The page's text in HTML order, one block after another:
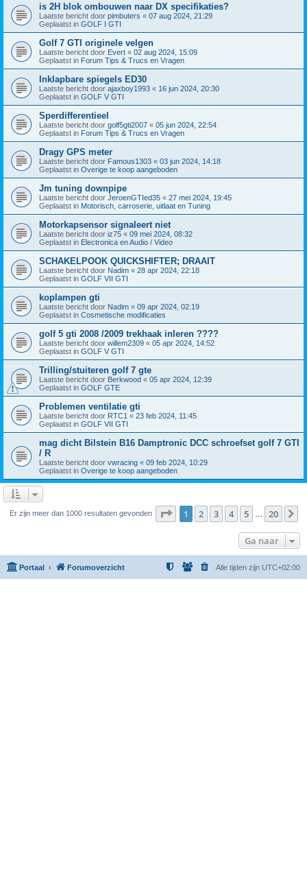
is 2H blok ombouwen naar DX specifikaties?
Laatste bericht door pimbuters « 07 aug 2024, 21:29
Geplaatst in GOLF I GTI
Golf 7 GTI originele velgen
Laatste bericht door Evert « 02 aug 2024, 15:09
Geplaatst in Forum Tips & Trucs en Vragen
Inklapbare spiegels ED30
Laatste bericht door ajaxboy1993 « 16 jun 2024, 20:30
Geplaatst in GOLF V GTI
Sperdifferentieel
Laatste bericht door golf5gti2007 « 05 jun 2024, 22:54
Geplaatst in Forum Tips & Trucs en Vragen
Dragy GPS meter
Laatste bericht door Famous1303 « 03 jun 2024, 14:18
Geplaatst in Overige te koop aangeboden
Jm tuning downpipe
Laatste bericht door JeroenGTIed35 « 27 mei 2024, 19:45
Geplaatst in Motorisch, carroserie, uitlaat en Tuning
Motorkapsensor signaleert niet
Laatste bericht door iz75 « 09 mei 2024, 08:32
Geplaatst in Electronica en Audio / Video
SCHAKELPOOK QUICKSHIFTER; DRAAIT
Laatste bericht door Nadim « 28 apr 2024, 22:18
Geplaatst in GOLF VII GTI
koplampen gti
Laatste bericht door Nadim « 09 apr 2024, 02:19
Geplaatst in Cosmetische modificaties
golf 5 gti 2008 /2009 trekhaak inleren ????
Laatste bericht door willem2309 « 05 apr 2024, 14:52
Geplaatst in GOLF V GTI
Trilling/stuiteren golf 7 gte
Laatste bericht door Berkwood « 05 apr 2024, 12:39
Geplaatst in GOLF GTE
Problemen ventilatie gti
Laatste bericht door RTC1 « 23 feb 2024, 11:45
Geplaatst in GOLF VII GTI
mag dicht Bilstein B16 Damptronic DCC schroefset golf 7 GTI
/ R
Laatste bericht door vwracing « 09 feb 2024, 10:29
Geplaatst in Overige te koop aangeboden
Er zijn meer dan 1000 resultaten gevonden Pagina van 20
1 2 3 4 5 20
Ga naar
Portaal Forumoverzicht Alle tijden zijn UTC+02:00